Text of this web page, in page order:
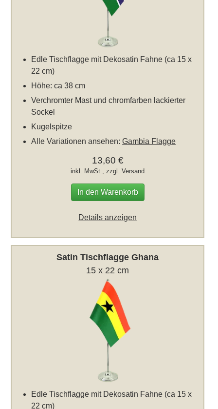
Edle Tischflagge mit Dekosatin Fahne (ca 15 x
22 cm)
Höhe: ca 38 cm
Verchromter Mast und chromfarben lackierter
Sockel
Kugelspitze
Alle Variationen ansehen:Gambia Flagge
13,60 €
inkl. MwSt., zzgl.Versand
In den Warenkorb
Details anzeigen
Satin Tischflagge Ghana
15 x 22 cm
Edle Tischflagge mit Dekosatin Fahne (ca 15 x
22 cm)